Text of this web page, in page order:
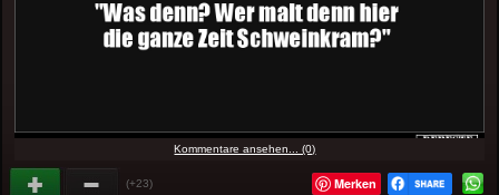
Kommentare ansehen... (0)
(+23) Merken